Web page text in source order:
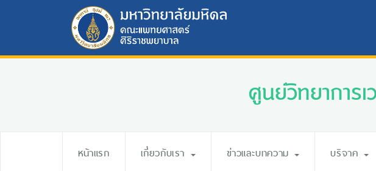
ศูนย์วิทยาการ
หน้าแรก เกี่ยวกับเรา ข่าวและบทความ บริจาค